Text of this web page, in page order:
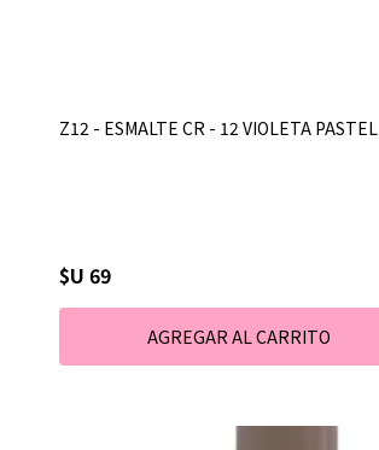
Z12 - ESMALTE CR - 12 VIOLETA PASTEL
$U 69